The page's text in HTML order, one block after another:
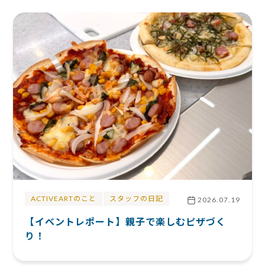
ACTIVEARTのこと スタッフの日記 2026.07.19
【イベントレポート】親子で楽しむピザづく
り！